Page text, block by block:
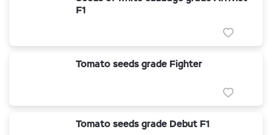
F1
Tomato seeds grade Fighter
Tomato seeds grade Debut F1